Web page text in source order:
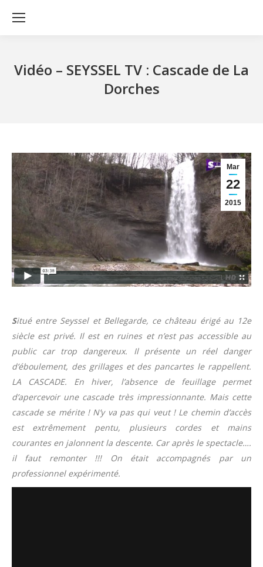
Vidéo – SEYSSEL TV : Cascade de La
Dorches
Mar
22
2015
Situé entre Seyssel et Bellegarde, ce château érigé au 12e
siècle est privé. Il est en ruines et n’est pas accessible au
public car trop dangereux. Il présente un réel danger
d’éboulement, des grillages et des pancartes le rappellent.
LA CASCADE. En hiver, l’absence de feuillage permet
d’apercevoir une cascade très impressionnante. Mais cette
cascade se mérite ! N’y va pas qui veut ! Le chemin d’accès
est extrêmement pentu, plusieurs cordes et mains
courantes en jalonnent la descente. Car après le spectacle….
il faut remonter !!! On était accompagnés par un
professionnel expérimenté.